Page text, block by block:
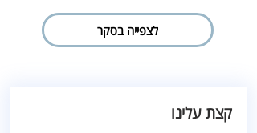
לצפייה בסקר
קצת עלינו